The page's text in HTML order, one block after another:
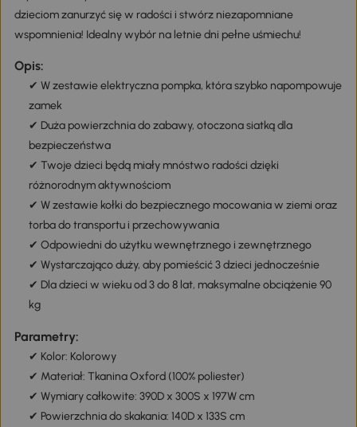
dzieciom zanurzyć się w radości i stwórz niezapomniane
wspomnienia! Idealny wybór na letnie dni pełne uśmiechu!
Opis:
✔ W zestawie elektryczna pompka, która szybko napompowuje
zamek
✔ Duża powierzchnia do zabawy, otoczona siatką dla
bezpieczeństwa
✔ Twoje dzieci będą miały mnóstwo radości dzięki
różnorodnym aktywnościom
✔ W zestawie kołki do bezpiecznego mocowania w ziemi oraz
torba do transportu i przechowywania
✔ Odpowiedni do użytku wewnętrznego i zewnętrznego
✔ Wystarczająco duży, aby pomieścić 3 dzieci jednocześnie
✔ Dla dzieci w wieku od 3 do 8 lat, maksymalne obciążenie 90
kg
Parametry:
✔ Kolor: Kolorowy
✔ Materiał: Tkanina Oxford (100% poliester)
✔ Wymiary całkowite: 390D x 300S x 197W cm
✔ Powierzchnia do skakania: 140D x 133S cm